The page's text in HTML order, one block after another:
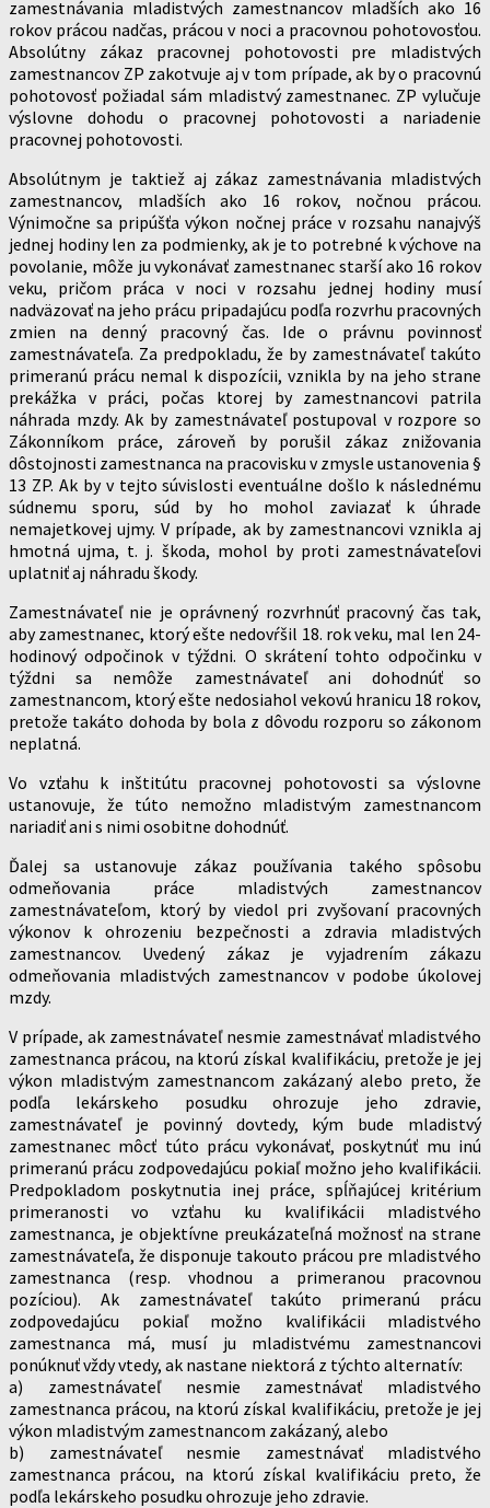
zamestnávania mladistvých zamestnancov mladších ako 16
rokov prácou nadčas, prácou v noci a pracovnou pohotovosťou.
Absolútny zákaz pracovnej pohotovosti pre mladistvých
zamestnancov ZP zakotvuje aj v tom prípade, ak by o pracovnú
pohotovosť požiadal sám mladistvý zamestnanec. ZP vylučuje
výslovne dohodu o pracovnej pohotovosti a nariadenie
pracovnej pohotovosti.
Absolútnym je taktiež aj zákaz zamestnávania mladistvých
zamestnancov, mladších ako 16 rokov, nočnou prácou.
Výnimočne sa pripúšťa výkon nočnej práce v rozsahu nanajvýš
jednej hodiny len za podmienky, ak je to potrebné k výchove na
povolanie, môže ju vykonávať zamestnanec starší ako 16 rokov
veku, pričom práca v noci v rozsahu jednej hodiny musí
nadväzovať na jeho prácu pripadajúcu podľa rozvrhu pracovných
zmien na denný pracovný čas. Ide o právnu povinnosť
zamestnávateľa. Za predpokladu, že by zamestnávateľ takúto
primeranú prácu nemal k dispozícii, vznikla by na jeho strane
prekážka v práci, počas ktorej by zamestnancovi patrila
náhrada mzdy. Ak by zamestnávateľ postupoval v rozpore so
Zákonníkom práce, zároveň by porušil zákaz znižovania
dôstojnosti zamestnanca na pracovisku v zmysle ustanovenia §
13 ZP. Ak by v tejto súvislosti eventuálne došlo k následnému
súdnemu sporu, súd by ho mohol zaviazať k úhrade
nemajetkovej ujmy. V prípade, ak by zamestnancovi vznikla aj
hmotná ujma, t. j. škoda, mohol by proti zamestnávateľovi
uplatniť aj náhradu škody.
Zamestnávateľ nie je oprávnený rozvrhnúť pracovný čas tak,
aby zamestnanec, ktorý ešte nedovŕšil 18. rok veku, mal len 24-
hodinový odpočinok v týždni. O skrátení tohto odpočinku v
týždni sa nemôže zamestnávateľ ani dohodnúť so
zamestnancom, ktorý ešte nedosiahol vekovú hranicu 18 rokov,
pretože takáto dohoda by bola z dôvodu rozporu so zákonom
neplatná.
Vo vzťahu k inštitútu pracovnej pohotovosti sa výslovne
ustanovuje, že túto nemožno mladistvým zamestnancom
nariadiť ani s nimi osobitne dohodnúť.
Ďalej sa ustanovuje zákaz používania takého spôsobu
odmeňovania práce mladistvých zamestnancov
zamestnávateľom, ktorý by viedol pri zvyšovaní pracovných
výkonov k ohrozeniu bezpečnosti a zdravia mladistvých
zamestnancov. Uvedený zákaz je vyjadrením zákazu
odmeňovania mladistvých zamestnancov v podobe úkolovej
mzdy.
V prípade, ak zamestnávateľ nesmie zamestnávať mladistvého
zamestnanca prácou, na ktorú získal kvalifikáciu, pretože je jej
výkon mladistvým zamestnancom zakázaný alebo preto, že
podľa lekárskeho posudku ohrozuje jeho zdravie,
zamestnávateľ je povinný dovtedy, kým bude mladistvý
zamestnanec môcť túto prácu vykonávať, poskytnúť mu inú
primeranú prácu zodpovedajúcu pokiaľ možno jeho kvalifikácii.
Predpokladom poskytnutia inej práce, spĺňajúcej kritérium
primeranosti vo vzťahu ku kvalifikácii mladistvého
zamestnanca, je objektívne preukázateľná možnosť na strane
zamestnávateľa, že disponuje takouto prácou pre mladistvého
zamestnanca (resp. vhodnou a primeranou pracovnou
pozíciou). Ak zamestnávateľ takúto primeranú prácu
zodpovedajúcu pokiaľ možno kvalifikácii mladistvého
zamestnanca má, musí ju mladistvému zamestnancovi
ponúknuť vždy vtedy, ak nastane niektorá z týchto alternatív:
a) zamestnávateľ nesmie zamestnávať mladistvého
zamestnanca prácou, na ktorú získal kvalifikáciu, pretože je jej
výkon mladistvým zamestnancom zakázaný, alebo
b) zamestnávateľ nesmie zamestnávať mladistvého
zamestnanca prácou, na ktorú získal kvalifikáciu preto, že
podľa lekárskeho posudku ohrozuje jeho zdravie.